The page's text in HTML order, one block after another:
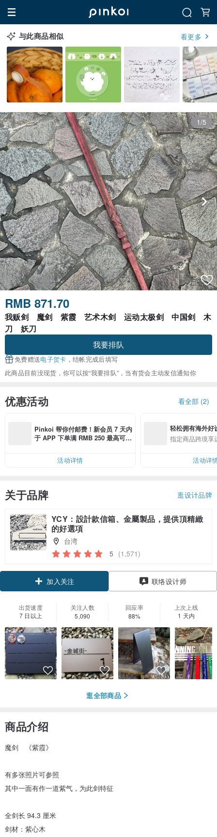
与此商品相似 看更多
1/5
RMB 871.70
我贩剑 魔剑 紫霞 艺术木剑 运动太极剑 中国剑 木
刀 妖刀
我要排队
免费赠送电子贺卡 ，结帐完成后填写
此商品目前没现货，你可以按“我要排队”，当有货会主动发信通知你
优惠活动 看全部 (2)
Pinkoi 帮你付邮费！新会员 7 天内
于 APP 下单满 RMB 250 最高可折
活动详情
轻松拥有海外好
指定商品跨境享
活动详
关于品牌 逛设计品牌
YCY：設計款信箱、金屬製品，提供頂精緻
的好選項
台湾
5 (1,571)
加入关注 联络设计师
出货速度
7 日以上
关注人数
5,090
回应率
88%
上次上线
1 天内
逛全部商品
商品介绍
魔剑 《紫霞》
有多张照片可参照
其中一面有作一道紫气，为此剑特征
全剑长 94.3 厘米
剑材：紫心木